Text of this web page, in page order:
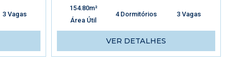
3 Vagas
154.80m²
Área Útil
4 Dormitórios 3 Vagas
VER DETALHES